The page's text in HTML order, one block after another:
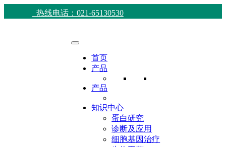
热线电话：021-65130530
首页
产品
产品
知识中心
蛋白研究
诊断及应用
细胞基因治疗